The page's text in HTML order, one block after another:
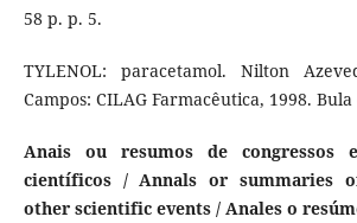
58 p. p. 5.
TYLENOL: paracetamol. Nilton
Campos: CILAG Farmacêutica, 1998.
Anais ou resumos de congressos
científicos / Annals or summaries
other scientific events / Anales o